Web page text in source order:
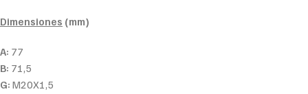
Dimensiones (mm)
A: 77
B: 71,5
G: M20X1,5